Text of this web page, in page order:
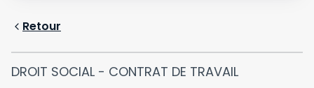
Retour
DROIT SOCIAL - CONTRAT DE TRAVAIL